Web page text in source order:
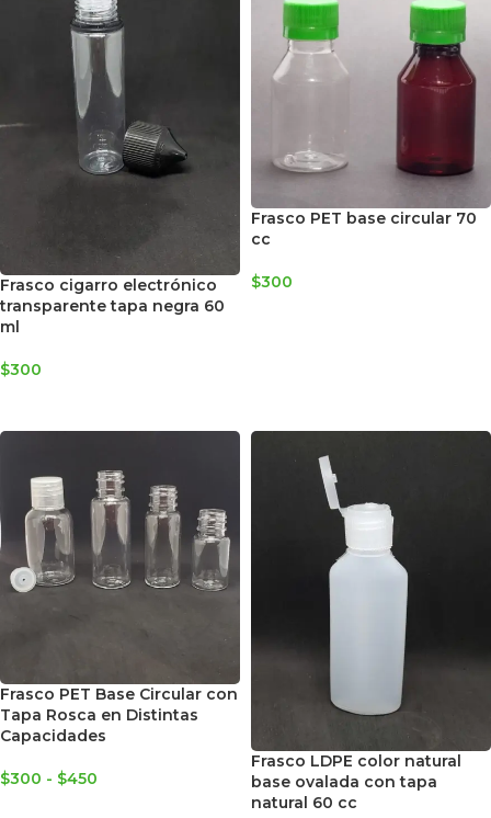
Frasco cigarro electrónico
transparente tapa negra 60
ml
$300
Frasco PET base circular 70
cc
$300
Frasco PET Base Circular con
Tapa Rosca en Distintas
Capacidades
$300 - $450
Frasco LDPE color natural
base ovalada con tapa
natural 60 cc